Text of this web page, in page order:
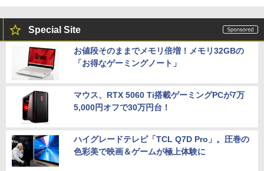
Special Site
お値段そのままでメモリ倍増！メモリ32GBの
「お得なゲーミングノート」
マウス、RTX 5060 Ti搭載ゲーミングPCが7万
5,000円オフで30万円台！
ハイグレードテレビ「TCL Q7D Pro」。圧巻の
色彩美で映画＆ゲームが極上体験に